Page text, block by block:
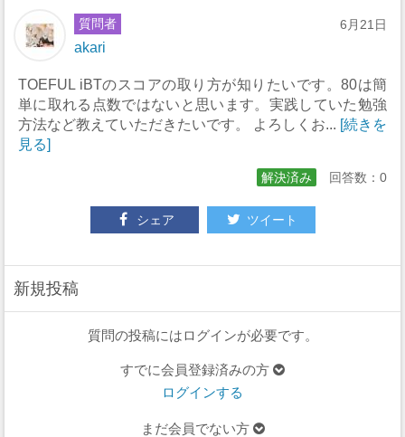
質問者
akari
6月21日
TOEFUL iBTのスコアの取り方が知りたいです。80は簡
単に取れる点数ではないと思います。実践していた勉強
方法など教えていただきたいです。 よろしくお... [続きを
見る]
解決済み 回答数：0
シェア ツイート
新規投稿
質問の投稿にはログインが必要です。
すでに会員登録済みの方
ログインする
まだ会員でない方